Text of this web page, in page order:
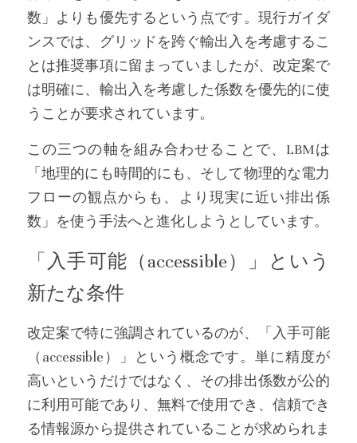
数」よりも優先するという点です。現行ガイダ
ンスでは、グリッドを跨ぐ輸出入を考慮するこ
とは推奨事項に留まっていましたが、改定案で
は明確に、輸出入を考慮した係数を優先的に使
うことが要求されています。
この三つの軸を組み合わせることで、LBMは
「地理的にも時間的にも、そして物理的な電力
フローの観点からも、より現実に近い排出係
数」を使う手法へと進化しようとしています。
「入手可能（accessible）」という
新たな条件
改定案で特に強調されているのが、「入手可能
（accessible）」という概念です。単に精度が
高いというだけではなく、その排出係数が公的
に利用可能であり、無料で使用でき、信頼でき
る情報源から提供されていることが求められま